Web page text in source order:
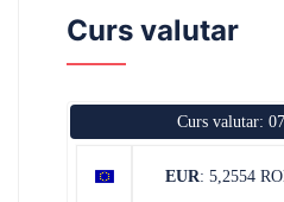
Curs valutar
Curs valutar:
EUR: 5,2554